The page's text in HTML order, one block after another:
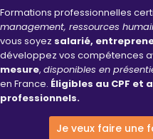
Formations professionnelles
management, ressources
vous soyez salarié,
développez vos compétences
mesure, disponibles en
en France. Éligibles au CPF et
professionnels.
Je veux faire une